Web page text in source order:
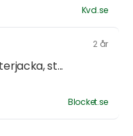
Kvd.se
2 år
st...
Blocket.se